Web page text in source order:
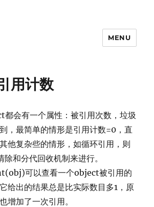
MENU
用计数
会有一个属性：被引用次数，垃圾
，最简单的情形是引用计数=0，直
他复杂些的情形，如循环引用，则
和分代回收机制来进行。
可以查看一个object被引用的
给出的结果总是比实际数目多1，原
增加了一次引用。